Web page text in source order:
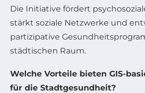
Die Initiative fördert
stärkt soziale Netzwerke und
partizipative
städtischen Raum.
Welche Vorteile bieten GIS-
für die Stadtgesundheit?